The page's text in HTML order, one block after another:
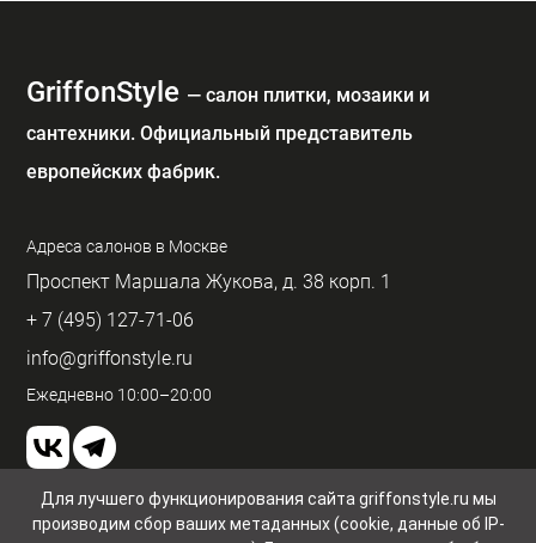
GriffonStyle — cалон плитки, мозаики и
сантехники. Официальный представитель
европейских фабрик.
Адреса салонов в Москве
Проспект Маршала Жукова, д. 38 корп. 1
+ 7 (495) 127-71-06
info@griffonstyle.ru
Ежедневно 10:00–20:00
Пользовательское соглашение и конфиденциальность
Для лучшего функционирования сайта griffonstyle.ru мы
производим сбор ваших метаданных (cookie, данные об IP-